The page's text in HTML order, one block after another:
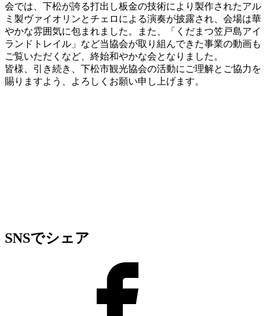
会では、下松が誇る打出し板金の技術により製作されたアル
ミ製ヴァイオリンとチェロによる演奏が披露され、会場は華
やかな雰囲気に包まれました。また、「くだまつ笠戸島アイ
ランドトレイル」など当協会が取り組んできた事業の動画も
ご覧いただくなど、終始和やかな会となりました。
皆様、引き続き、下松市観光協会の活動にご理解とご協力を
賜りますよう、よろしくお願い申し上げます。
SNSでシェア